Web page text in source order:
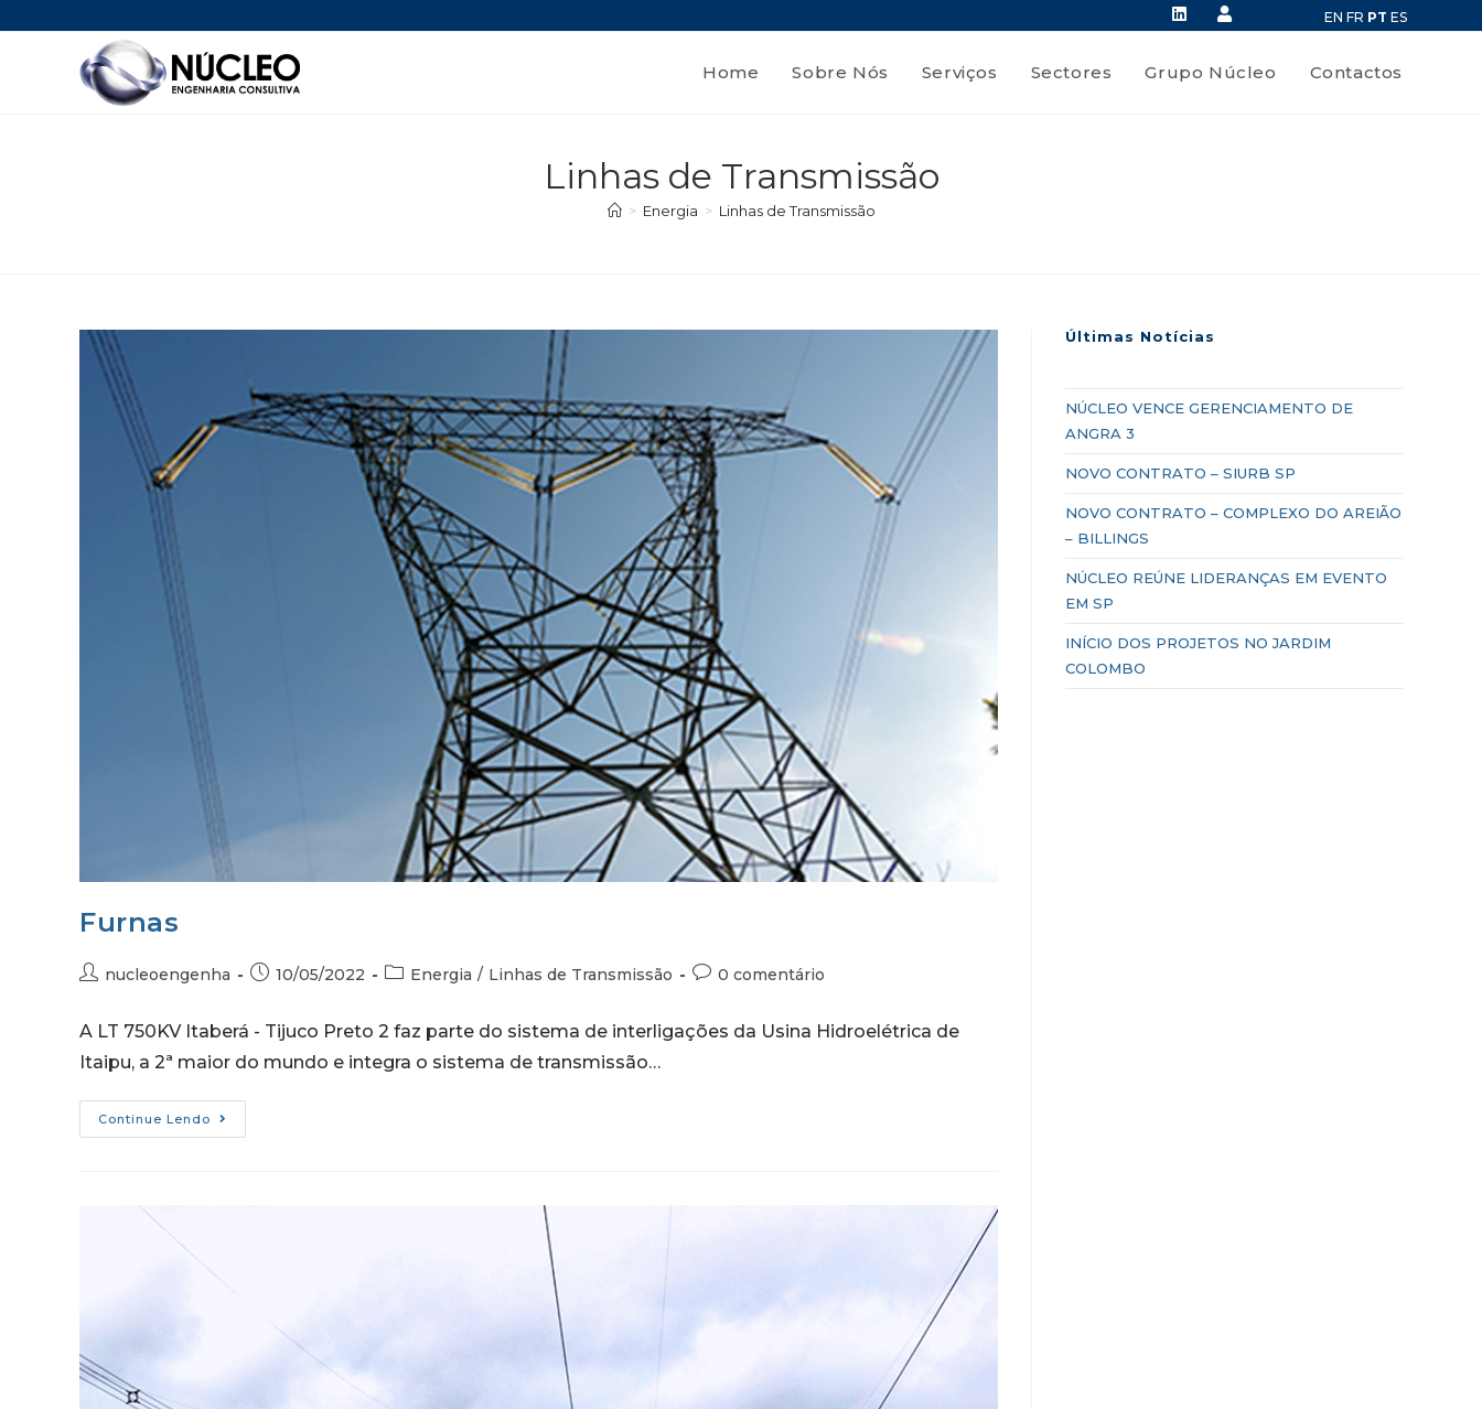
EN FR PT ES
Home Sobre Nós Serviços Sectores Grupo Núcleo Contactos
Linhas de Transmissão
> Energia > Linhas de Transmissão
Furnas
nucleoengenha 10/05/2022 Energia / Linhas de Transmissão 0 comentário
A LT 750KV Itaberá - Tijuco Preto 2 faz parte do sistema de interligações da Usina Hidroelétrica de
Itaipu, a 2ª maior do mundo e integra o sistema de transmissão…
Continue Lendo
Últimas Notícias
NÚCLEO VENCE GERENCIAMENTO DE
ANGRA 3
NOVO CONTRATO – SIURB SP
NOVO CONTRATO – COMPLEXO DO AREIÃO
– BILLINGS
NÚCLEO REÚNE LIDERANÇAS EM EVENTO
EM SP
INÍCIO DOS PROJETOS NO JARDIM
COLOMBO